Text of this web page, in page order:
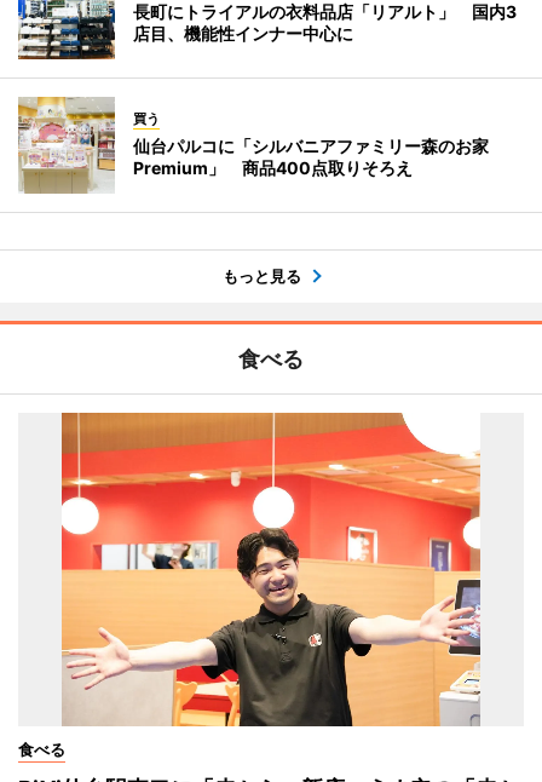
長町にトライアルの衣料品店「リアルト」 国内3
店目、機能性インナー中心に
買う
仙台パルコに「シルバニアファミリー森のお家
Premium」 商品400点取りそろえ
もっと見る
食べる
食べる